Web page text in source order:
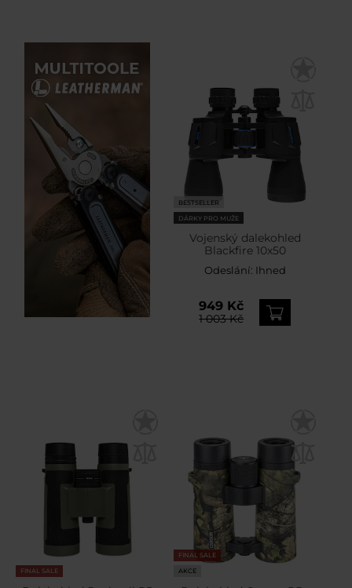
BESTSELLER
DÁRKY PRO MUŽE
Vojenský dalekohled
Blackfire 10x50
Odeslání: Ihned
949 Kč
1 003 Kč
FINAL SALE
FINAL SALE
AKCE